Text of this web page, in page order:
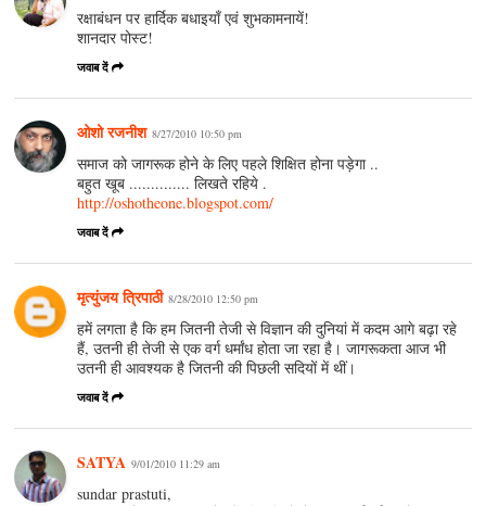
रक्षाबंधन पर हार्दिक बधाइयाँ एवं शुभकामनायें!
शानदार पोस्ट!
जवाब दें
ओशो रजनीश 8/27/2010 10:50 pm
समाज को जागरूक होने के लिए पहले शिक्षित होना पड़ेगा ..
बहुत खूब .............. लिखते रहिये .
http://oshotheone.blogspot.com/
जवाब दें
मृत्युंजय त्रिपाठी 8/28/2010 12:50 pm
हमें लगता है कि हम जितनी तेजी से विज्ञान की दुनियां में कदम आगे बढ़ा रहे
हैं, उतनी ही तेजी से एक वर्ग धर्मांध होता जा रहा है। जागरूकता आज भी
उतनी ही आवश्‍यक है जितनी की पिछली सदियों में थीं।
जवाब दें
SATYA 9/01/2010 11:29 am
sundar prastuti,